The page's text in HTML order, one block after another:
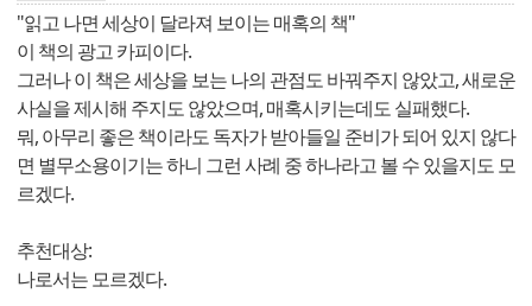
"읽고 나면 세상이 달라져 보이는 매혹의 책"
이 책의 광고 카피이다.
그러나 이 책은 세상을 보는 나의 관점도 바꿔주지 않았고, 새로운
사실을 제시해 주지도 않았으며, 매혹시키는데도 실패했다.
뭐, 아무리 좋은 책이라도 독자가 받아들일 준비가 되어 있지 않다
면 별무소용이기는 하니 그런 사례 중 하나라고 볼 수 있을지도 모
르겠다.
추천대상:
나로서는 모르겠다.